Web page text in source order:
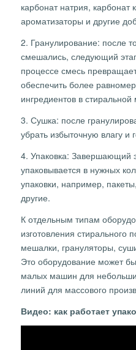
карбонат натрия, карбонат
ароматизаторы и другие
2. Гранулирование: после
смешались, следующий
процессе смесь
обеспечить более
ингредиентов в
3. Сушка: после
убрать избыточную влагу и
4. Упаковка: Завершающий
упаковывается в нужных
упаковки, например,
другие.
К отдельным типам
изготовления стирального
мешалки, грануляторы,
Это оборудование может
малых машин для
линий для массового
Видео: как работает